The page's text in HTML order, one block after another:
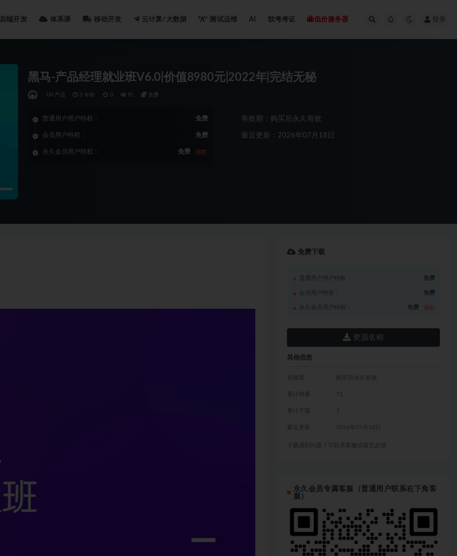
后端开发 体系课 移动开发 云计算/大数据 测试运维 AI 软考考证 低价服务器 登录
黑马-产品经理就业班V6.0|价值8980元|2022年|完结无秘
UI/产品 3 年前 0 91 免费
普通用户用户特权： 免费
会员用户特权： 免费
永久会员用户特权： 免费 推荐
有效期：购买后永久有效
最近更新：2026年07月18日
免费下载
普通用户用户特权： 免费
会员用户特权： 免费
永久会员用户特权： 免费
资源名称
其他信息
有效期 购买后永久有效
累计销量 71
累计下载 7
最近更新 2026年07月18日
下载遇到问题？可联系客服或留言反馈
永久会员专属客服（普通用户联系右下角客
服）